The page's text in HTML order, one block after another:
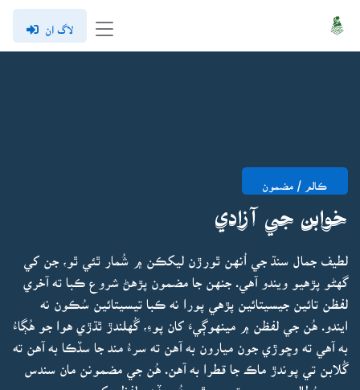
لاگ ان
ڪالم / مضمون
خوابن جي آزادي
لطيف جمال سنڌ جي اُنهن ٿورڙن ليکڪن ۾ شُمار ٿئي ٿو، جن کي
گهڻو پڙهيو ويندو آهي. جنهن جا مضمون پڙهڻ شروع ڪبا ته آخري
لفظن تائين جيسيتائين پڙهي پورا نه ڪبا تيسيتائين سُڪون نه
ايندو. هُن جي لفظن ۾ مينهوڳيءَ کان پوءِ، گُهلندڙ ٿڌڙي هوا جو هُڳاءُ
به آهي ته وڇوڙي جون ميارون به آهن ته سرءُ مند جا سڏڪا به آهن ته
گُلابن تي پوندڙ ماڪ جا قطرا به آهن. هُن جي مضمونن مان سندس
وسيع مُطالعي جي پروڙ پوي ٿي. هُو جڏهن لفظن کي صبح جي